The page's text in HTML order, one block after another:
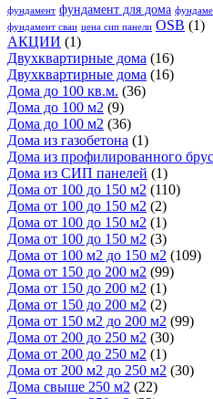
фундамент фундамент для дома
фундамент сваи цена сип панели OSB (1)
АКЦИИ (1)
Двухквартирные дома (16)
Двухквартирные дома (16)
Дома до 100 кв.м. (36)
Дома до 100 м2 (9)
Дома до 100 м2 (36)
Дома из газобетона (1)
Дома из профилированного
Дома из СИП панелей (1)
Дома от 100 до 150 м2 (110)
Дома от 100 до 150 м2 (2)
Дома от 100 до 150 м2 (1)
Дома от 100 до 150 м2 (3)
Дома от 100 м2 до 150 м2 (109)
Дома от 150 до 200 м2 (99)
Дома от 150 до 200 м2 (1)
Дома от 150 до 200 м2 (2)
Дома от 150 м2 до 200 м2 (99)
Дома от 200 до 250 м2 (30)
Дома от 200 до 250 м2 (1)
Дома от 200 м2 до 250 м2 (30)
Дома свыше 250 м2 (22)